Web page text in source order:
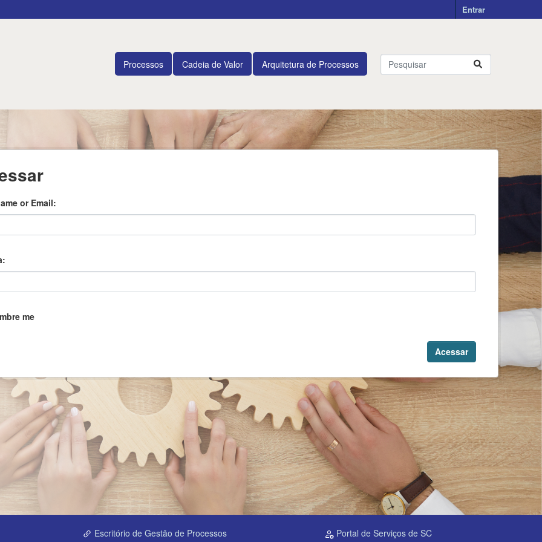
Entrar
Processos Cadeia de Valor Arquitetura de Processos
or Email
me
Acessar
Escritório de Gestão de Processos Portal de Serviços de SC